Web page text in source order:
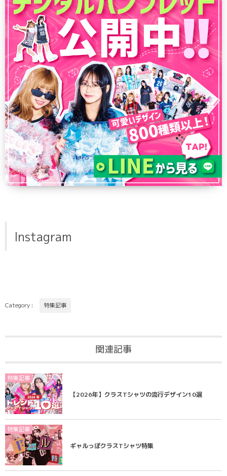
Instagram
Category : 特集記事
関連記事
特集記事
【2026年】クラスTシャツの流行デザイン10選
特集記事
ギャルっぽクラスTシャツ特集